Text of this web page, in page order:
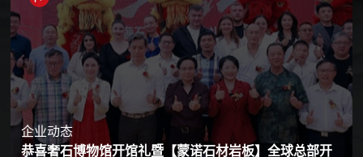
企业动态
恭喜奢石博物馆开馆礼暨【蒙诺石材岩板】全球总部开